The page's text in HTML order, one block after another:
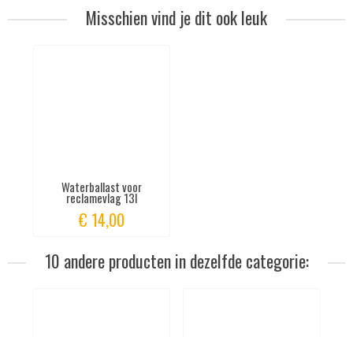
Misschien vind je dit ook leuk
Waterballast voor
reclamevlag 13l
€ 14,00
10 andere producten in dezelfde categorie: